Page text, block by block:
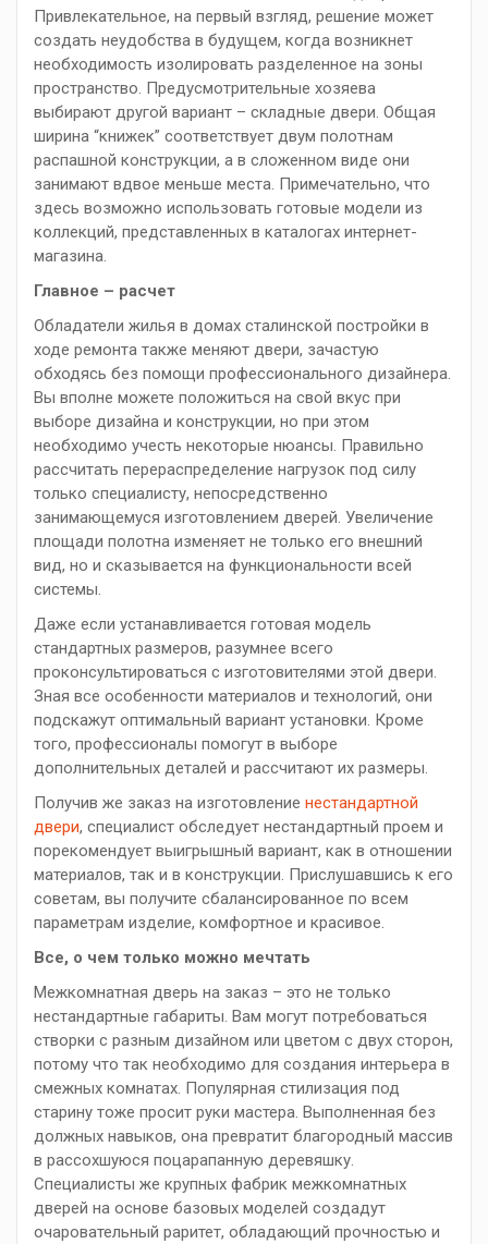
Привлекательное, на первый взгляд, решение может
создать неудобства в будущем, когда возникнет
необходимость изолировать разделенное на зоны
пространство. Предусмотрительные хозяева
выбирают другой вариант – складные двери. Общая
ширина “книжек” соответствует двум полотнам
распашной конструкции, а в сложенном виде они
занимают вдвое меньше места. Примечательно, что
здесь возможно использовать готовые модели из
коллекций, представленных в каталогах интернет-
магазина.
Главное – расчет
Обладатели жилья в домах сталинской постройки в
ходе ремонта также меняют двери, зачастую
обходясь без помощи профессионального дизайнера.
Вы вполне можете положиться на свой вкус при
выборе дизайна и конструкции, но при этом
необходимо учесть некоторые нюансы. Правильно
рассчитать перераспределение нагрузок под силу
только специалисту, непосредственно
занимающемуся изготовлением дверей. Увеличение
площади полотна изменяет не только его внешний
вид, но и сказывается на функциональности всей
системы.
Даже если устанавливается готовая модель
стандартных размеров, разумнее всего
проконсультироваться с изготовителями этой двери.
Зная все особенности материалов и технологий, они
подскажут оптимальный вариант установки. Кроме
того, профессионалы помогут в выборе
дополнительных деталей и рассчитают их размеры.
Получив же заказ на изготовление нестандартной
двери, специалист обследует нестандартный проем и
порекомендует выигрышный вариант, как в отношении
материалов, так и в конструкции. Прислушавшись к его
советам, вы получите сбалансированное по всем
параметрам изделие, комфортное и красивое.
Все, о чем только можно мечтать
Межкомнатная дверь на заказ – это не только
нестандартные габариты. Вам могут потребоваться
створки с разным дизайном или цветом с двух сторон,
потому что так необходимо для создания интерьера в
смежных комнатах. Популярная стилизация под
старину тоже просит руки мастера. Выполненная без
должных навыков, она превратит благородный массив
в рассохшуюся поцарапанную деревяшку.
Специалисты же крупных фабрик межкомнатных
дверей на основе базовых моделей создадут
очаровательный раритет, обладающий прочностью и